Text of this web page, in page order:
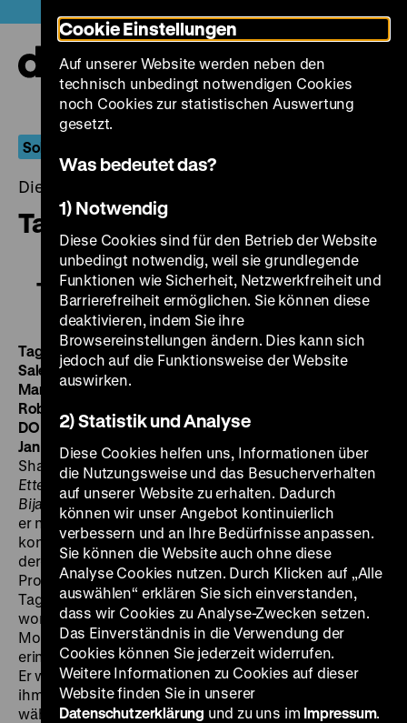
zum
Seiteninhalt
springen
Sohrab Shahid Saless
Dienstag, 28. Juni 2016, 19.00 - 00.00 Uhr
Tagebuch eines Liebenden
Tagebuch eines Liebenden
Tagebuch eines Liebenden BRD 1977, R/B: Sohrab Shahid
Saless, K: Mansur Yazdi, M: Rolf Bauer, D: Klaus Salge, Eva
Manhardt, Edith Hildebrandt, Ingeborg Ziemendorff,
Robert Dietl, Ursula Alexa, Dorothea Moritz, 91’
DO 23.06. um 20 Uhr + DI 28.06. um 20 Uhr · Einführung:
Jan GympelSchon auf der Berlinale 1974 war Sohrab
Shahid Saless mit gleich zwei Filmen aufgefallen: Yek
Ettefaghe Sadeh/Ein einfaches EreignisundTabiate
Bijan/Stillleben . AuchTagebuch eines Liebenden
er nach dem Erfolg von In der Fremderealisieren
konnte, war wieder eine karge Alltagsgeschichte,
deren ruhiger, stiller Habitus aber zugleich jenem ihres
Protagonisten entsprach. Geschildert werden einige
Tage im (scheinbar) unspektakulären Leben eines
wortkargen Fleischers mittleren Alters: Eines
Montagmorgens erwacht er, ohne sich genau daran
erinnern zu können, was am Wochenende passiert ist.
Er weiß nur noch, dass seine Freundin im Streit von
ihm gegangen ist. Nun meldet sie sich nicht mehr,
während er auf ein Wiedersehen mit ihr hofft. Zur
Cookie Einstellungen
Auf unserer Website werden neben den
technisch unbedingt notwendigen Cookies
noch Cookies zur statistischen Auswertung
gesetzt.
Was bedeutet das?
1) Notwendig
Diese Cookies sind für den Betrieb der Website
unbedingt notwendig, weil sie grundlegende
Funktionen wie Sicherheit, Netzwerkfreiheit und
Barrierefreiheit ermöglichen. Sie können diese
deaktivieren, indem Sie ihre
Browsereinstellungen ändern. Dies kann sich
jedoch auf die Funktionsweise der Website
auswirken.
2) Statistik und Analyse
Diese Cookies helfen uns, Informationen über
die Nutzungsweise und das Besucherverhalten
auf unserer Website zu erhalten. Dadurch
können wir unser Angebot kontinuierlich
verbessern und an Ihre Bedürfnisse anpassen.
Sie können die Website auch ohne diese
Analyse Cookies nutzen. Durch Klicken auf „Alle
auswählen“ erklären Sie sich einverstanden,
dass wir Cookies zu Analyse-Zwecken setzen.
Das Einverständnis in die Verwendung der
Cookies können Sie jederzeit widerrufen.
Weitere Informationen zu Cookies auf dieser
Website finden Sie in unserer
Datenschutzerklärung und zu uns im Impressum.